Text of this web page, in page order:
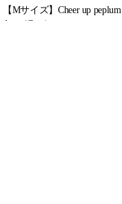
【Mサイズ】Cheer up peplum
dress (Gray)